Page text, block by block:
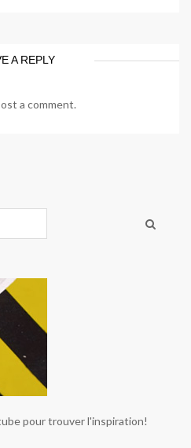
A REPLY
a comment.
pour trouver l'inspiration!